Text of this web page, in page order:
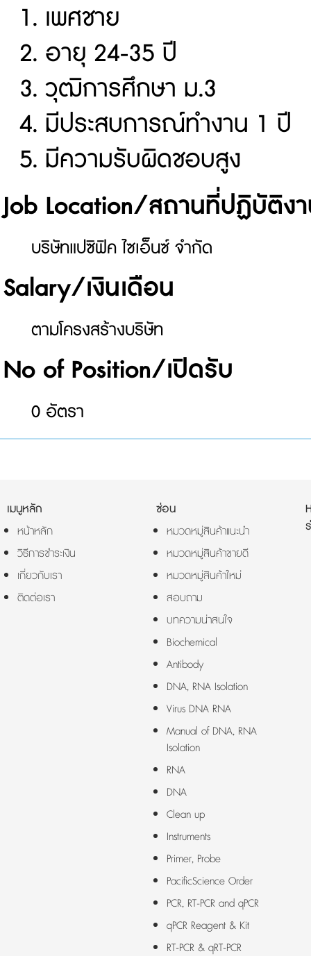
เพศชาย
อายุ 24-35 ปี
วุฒิการศึกษา ม.3
มีประสบการณ์ทำงาน 1 ปี
มีความรับผิดชอบสูง
Job Location/สถานที่ปฏิบัติง
บริษัทแปซิฟิค ไซเอ็นซ์ จำกัด
Salary/เงินเดือน
ตามโครงสร้างบริษัท
No of Position/เปิดรับ
0 อัตรา
เมนูหลัก
หน้าหลัก
วิธีการชำระเงิน
เกี่ยวกับเรา
ติดต่อเรา
ซ่อน
หมวดหมู่สินค้าแนะนำ
หมวดหมู่สินค้าขายดี
หมวดหมู่สินค้าใหม่
สอบถาม
บทความน่าสนใจ
Biochemical
Antibody
DNA, RNA Isolation
Virus DNA RNA
Manual of DNA, RNA
Isolation
RNA
DNA
Clean up
Instruments
Primer, Probe
PacificScience Order
PCR, RT-PCR and qPCR
qPCR Reagent & Kit
RT-PCR & qRT-PCR